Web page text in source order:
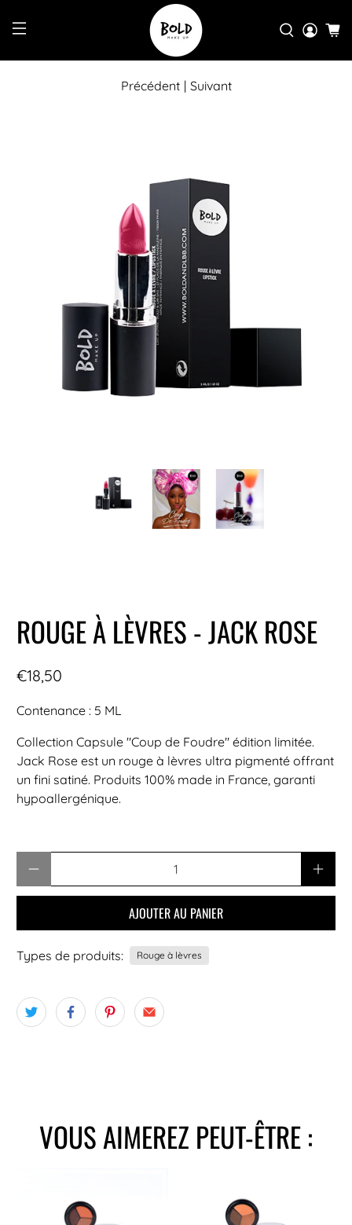
Précédent | Suivant
ROUGE À LÈVRES - JACK ROSE
€18,50
Contenance : 5 ML
Collection Capsule "Coup de Foudre" édition limitée.
Jack Rose est un rouge à lèvres ultra pigmenté offrant
un fini satiné. Produits 100% made in France, garanti
hypoallergénique.
AJOUTER AU PANIER
Types de produits: Rouge à lèvres
VOUS AIMEREZ PEUT-ÊTRE :